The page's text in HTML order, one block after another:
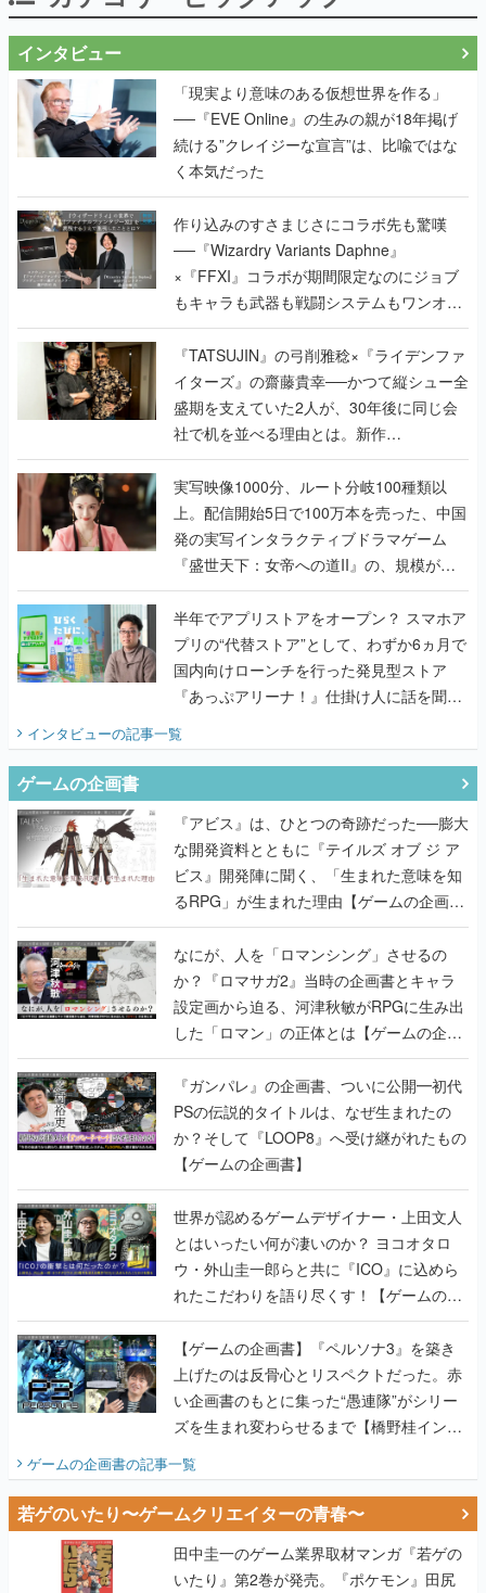
インタビュー
「現実より意味のある仮想世界を作る」
──『EVE Online』の生みの親が18年掲げ
続ける”クレイジーな宣言”は、比喩ではな
く本気だった
作り込みのすさまじさにコラボ先も驚嘆
──『Wizardry Variants Daphne』
×『FFXI』コラボが期間限定なのにジョブ
もキャラも武器も戦闘システムもワンオフ
で作り込まれた理由を両ディレクターに聞
く
『TATSUJIN』の弓削雅稔×『ライデンファ
イターズ』の齋藤貴幸──かつて縦シュー全
盛期を支えていた2人が、30年後に同じ会
社で机を並べる理由とは。新作
『TATSUJIN EXTREME』で初タッグを組
んだレジェンド2人に訊く開発秘話
実写映像1000分、ルート分岐100種類以
上。配信開始5日で100万本を売った、中国
発の実写インタラクティブドラマゲーム
『盛世天下：女帝への道II』の、規模が違
うこだわりをプロデューサーに聞いた
半年でアプリストアをオープン？ スマホア
プリの“代替ストア”として、わずか6ヵ月で
国内向けローンチを行った発見型ストア
『あっぷアリーナ！』仕掛け人に話を聞い
インタビューの記事一覧
ゲームの企画書
『アビス』は、ひとつの奇跡だった──膨大
な開発資料とともに『テイルズ オブ ジ ア
ビス』開発陣に聞く、「生まれた意味を知
るRPG」が生まれた理由【ゲームの企画
書】
なにが、人を「ロマンシング」させるの
か？『ロマサガ2』当時の企画書とキャラ
設定画から迫る、河津秋敏がRPGに生み出
した「ロマン」の正体とは【ゲームの企画
書】
『ガンパレ』の企画書、ついに公開━初代
PSの伝説的タイトルは、なぜ生まれたの
か？そして『LOOP8』へ受け継がれたもの
【ゲームの企画書】
世界が認めるゲームデザイナー・上田文人
とはいったい何が凄いのか？ ヨコオタロ
ウ・外山圭一郎らと共に『ICO』に込めら
れたこだわりを語り尽くす！【ゲームの企
画書】
【ゲームの企画書】『ペルソナ3』を築き
上げたのは反骨心とリスペクトだった。赤
い企画書のもとに集った“愚連隊”がシリー
ズを生まれ変わらせるまで【橋野桂インタ
ゲームの企画書の記事一覧
若ゲのいたり〜ゲームクリエイターの青春〜
田中圭一のゲーム業界取材マンガ『若ゲの
いたり』第2巻が発売。『ポケモン』田尻